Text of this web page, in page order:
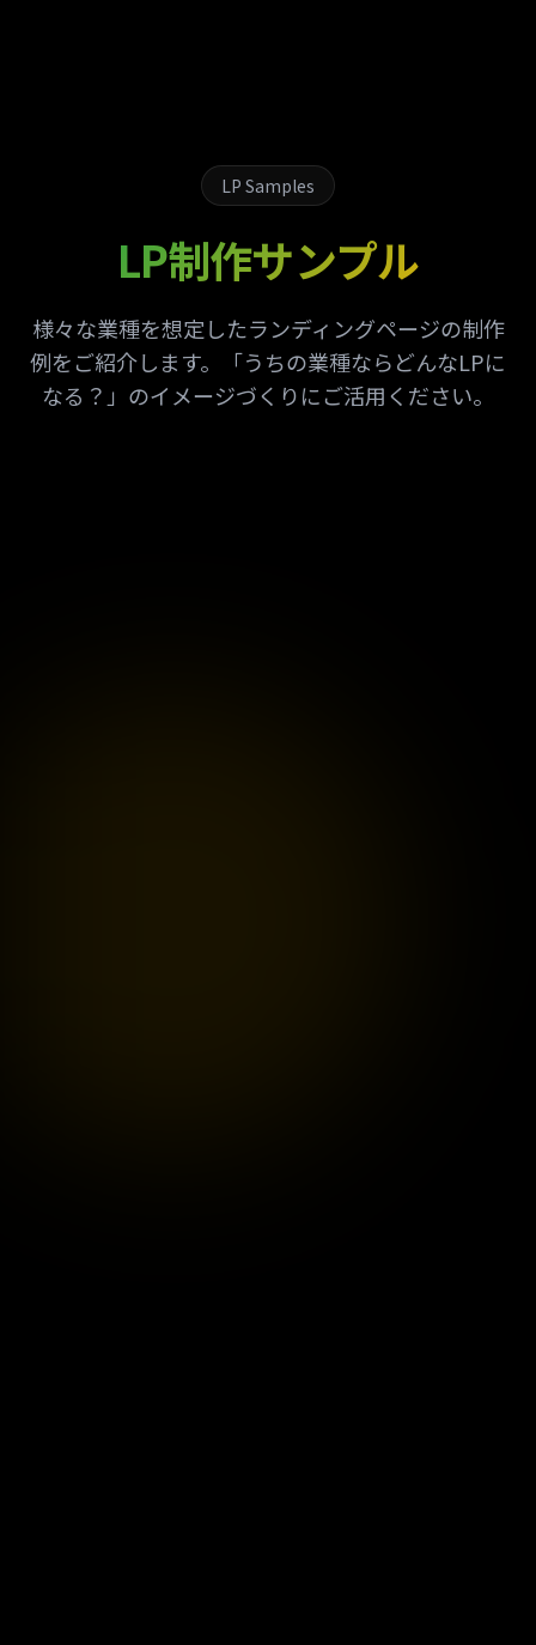
LP Samples
LP制作サンプル
様々な業種を想定したランディングページの制作
例をご紹介します。
「うちの業種ならどんなLPに
なる？」のイメージづくりにご活用ください。